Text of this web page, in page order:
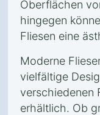
Oberflächen
hingegen
Fliesen eine
Moderne
vielfältige
verschiedenen
erhältlich. Ob